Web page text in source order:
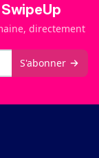
directement
S'abonner